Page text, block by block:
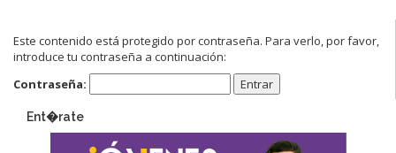
Este contenido está protegido por contraseña. Para verlo, por favor,
introduce tu contraseña a continuación:
Contraseña:
Ent�rate